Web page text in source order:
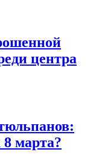
центра
марта?